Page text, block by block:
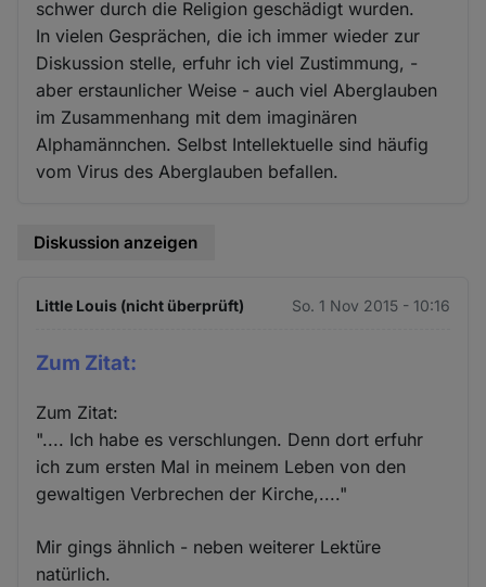
schwer durch die Religion geschädigt wurden.
In vielen Gesprächen, die ich immer wieder zur
Diskussion stelle, erfuhr ich viel Zustimmung, -
aber erstaunlicher Weise - auch viel Aberglauben
im Zusammenhang mit dem imaginären
Alphamännchen. Selbst Intellektuelle sind häufig
vom Virus des Aberglauben befallen.
Diskussion anzeigen
Little Louis (nicht überprüft) So. 1 Nov 2015 - 10:16
Zum Zitat:
Zum Zitat:
".... Ich habe es verschlungen. Denn dort erfuhr
ich zum ersten Mal in meinem Leben von den
gewaltigen Verbrechen der Kirche,...."
Mir gings ähnlich - neben weiterer Lektüre
natürlich.